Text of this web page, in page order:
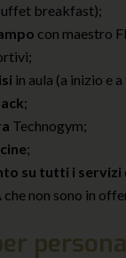
breakfast);
con maestro
in aula (a inizio e
;
Technogym;
;
su tutti i servizi
che non sono in